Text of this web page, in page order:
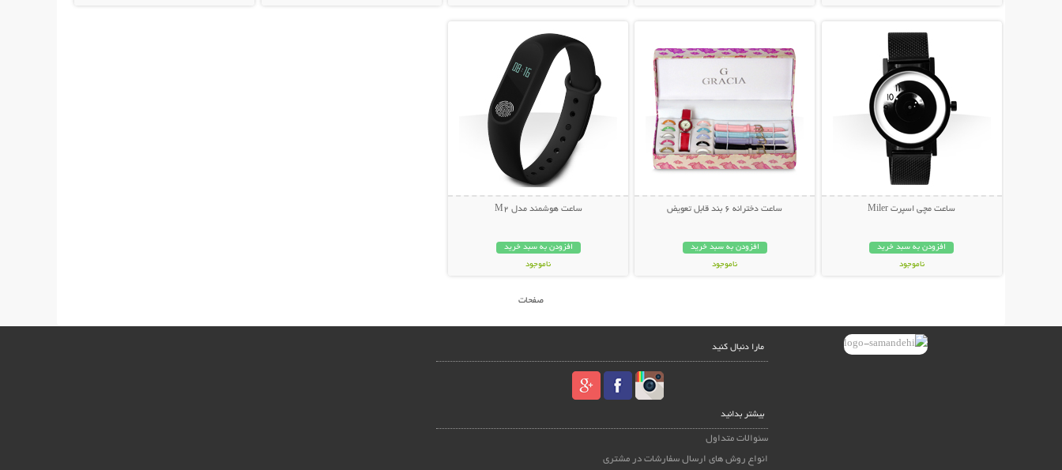
ساعت مچی اسپرت Miler
افزودن به سبد خرید
ناموجود
ساعت دخترانه 6 بند قابل تعویض
افزودن به سبد خرید
ناموجود
ساعت هوشمند مدل M2
افزودن به سبد خرید
ناموجود
صفحات
مارا دنبال کنید
بیشتر بدانید
سئوالات متداول
انواع روش های ارسال سفارشات در مشتری